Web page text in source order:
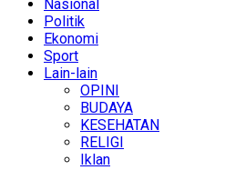
Nasional
Politik
Ekonomi
Sport
Lain-lain
OPINI
BUDAYA
KESEHATAN
RELIGI
Iklan